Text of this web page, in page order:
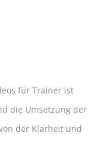
für Trainer ist
die Umsetzung der
der Klarheit und